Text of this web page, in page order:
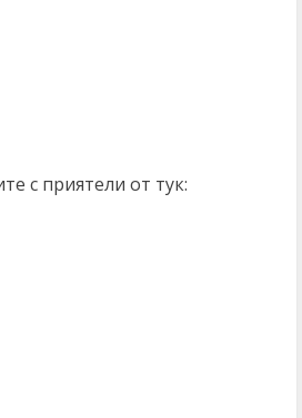
с приятели от тук: